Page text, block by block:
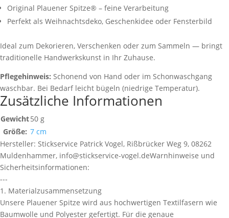
Original Plauener Spitze® – feine Verarbeitung
Perfekt als Weihnachtsdeko, Geschenkidee oder Fensterbild
Ideal zum Dekorieren, Verschenken oder zum Sammeln — bringt
traditionelle Handwerkskunst in Ihr Zuhause.
Pflegehinweis: Schonend von Hand oder im Schonwaschgang
waschbar. Bei Bedarf leicht bügeln (niedrige Temperatur).
Zusätzliche Informationen
Gewicht50 g
Größe: 7 cm
Hersteller: Stickservice Patrick Vogel, Rißbrücker Weg 9, 08262
Muldenhammer, info@stickservice-vogel.deWarnhinweise und
Sicherheitsinformationen:
---
1. Materialzusammensetzung
Unsere Plauener Spitze wird aus hochwertigen Textilfasern wie
Baumwolle und Polyester gefertigt. Für die genaue